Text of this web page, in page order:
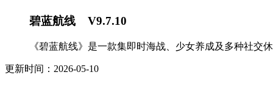
碧蓝航线 V9.7.10
《碧蓝航线》是一款集即时海战、少女养成及多种社交
更新时间：2026-05-10